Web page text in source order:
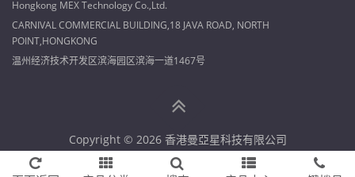
Hongkong MEX Technology Co.,Ltd.
CARNIVAL COMMERCIAL BUILDING,18 JAVA ROAD, NORTH
POINT,HONGKONG
温州经济技术开发区滨海园区滨海一道1467号
Copyright © 2026 香港曼亞星科技有限公司